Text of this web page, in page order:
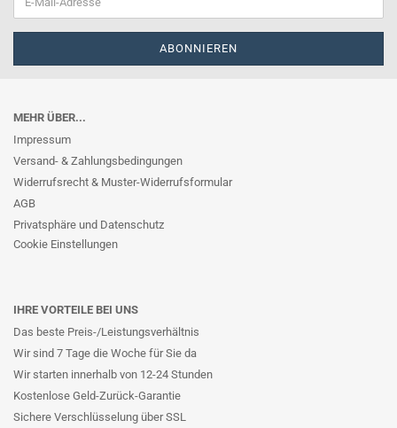
MEHR ÜBER...
Impressum
Versand- & Zahlungsbedingungen
Widerrufsrecht & Muster-Widerrufsformular
AGB
Privatsphäre und Datenschutz
Cookie Einstellungen
IHRE VORTEILE BEI UNS
Das beste Preis-/Leistungsverhältnis
Wir sind 7 Tage die Woche für Sie da
Wir starten innerhalb von 12-24 Stunden
Kostenlose Geld-Zurück-Garantie
Sichere Verschlüsselung über SSL